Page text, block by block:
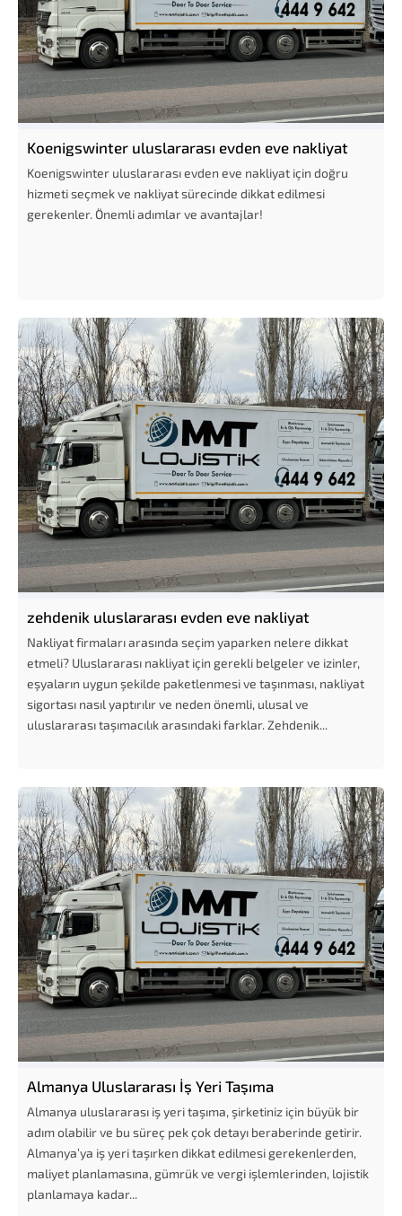
Koenigswinter uluslararası evden eve nakliyat
Koenigswinter uluslararası evden eve nakliyat için doğru
hizmeti seçmek ve nakliyat sürecinde dikkat edilmesi
gerekenler. Önemli adımlar ve avantajlar!
zehdenik uluslararası evden eve nakliyat
Nakliyat firmaları arasında seçim yaparken nelere dikkat
etmeli? Uluslararası nakliyat için gerekli belgeler ve izinler,
eşyaların uygun şekilde paketlenmesi ve taşınması, nakliyat
sigortası nasıl yaptırılır ve neden önemli, ulusal ve
uluslararası taşımacılık arasındaki farklar. Zehdenik...
Almanya Uluslararası İş Yeri Taşıma
Almanya uluslararası iş yeri taşıma, şirketiniz için büyük bir
adım olabilir ve bu süreç pek çok detayı beraberinde getirir.
Almanya’ya iş yeri taşırken dikkat edilmesi gerekenlerden,
maliyet planlamasına, gümrük ve vergi işlemlerinden, lojistik
planlamaya kadar...